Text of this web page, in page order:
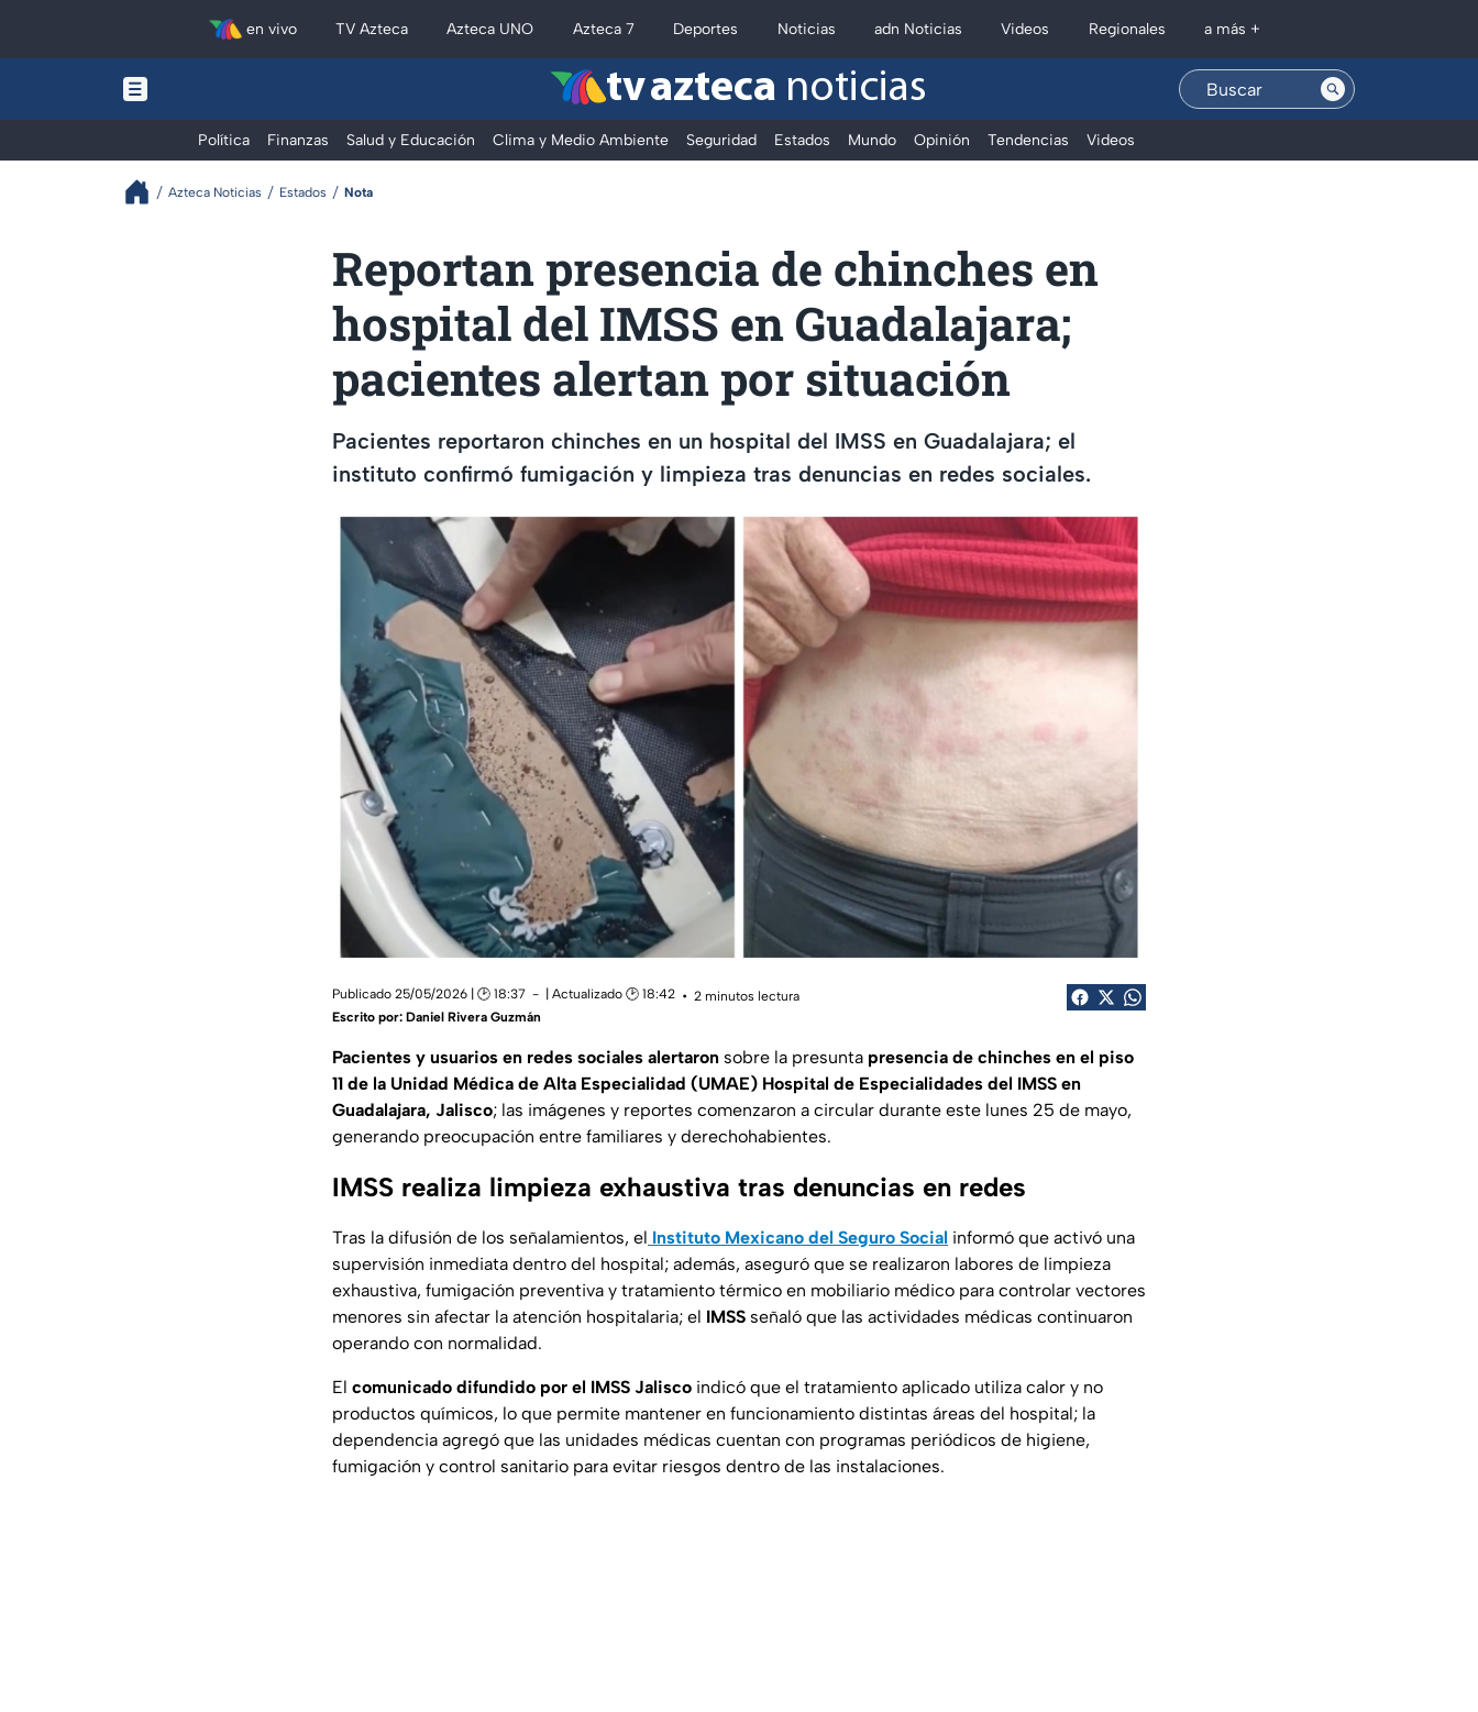
en vivo TV Azteca Azteca UNO Azteca 7 Deportes Noticias adn Noticias Videos Regionales a más +
tv azteca noticias
Política Finanzas Salud y Educación Clima y Medio Ambiente Seguridad Estados Mundo Opinión Tendencias Videos
Azteca Noticias Estados Nota
Reportan presencia de chinches en
hospital del IMSS en Guadalajara;
pacientes alertan por situación
Pacientes reportaron chinches en un hospital del IMSS en Guadalajara; el
instituto confirmó fumigación y limpieza tras denuncias en redes sociales.
Publicado 25/05/2026 | 🕑 18:37 | Actualizado 🕑 18:42
2 minutos lectura
Escrito por: Daniel Rivera Guzmán
Pacientes y usuarios en redes sociales alertaron sobre la presunta presencia de chinches en el piso
11 de la Unidad Médica de Alta Especialidad (UMAE) Hospital de Especialidades del IMSS en
Guadalajara, Jalisco; las imágenes y reportes comenzaron a circular durante este lunes 25 de mayo,
generando preocupación entre familiares y derechohabientes.
IMSS realiza limpieza exhaustiva tras denuncias en redes
Tras la difusión de los señalamientos, el Instituto Mexicano del Seguro Social informó que activó una
supervisión inmediata dentro del hospital; además, aseguró que se realizaron labores de limpieza
exhaustiva, fumigación preventiva y tratamiento térmico en mobiliario médico para controlar vectores
menores sin afectar la atención hospitalaria; el IMSS señaló que las actividades médicas continuaron
operando con normalidad.
El comunicado difundido por el IMSS Jalisco indicó que el tratamiento aplicado utiliza calor y no
productos químicos, lo que permite mantener en funcionamiento distintas áreas del hospital; la
dependencia agregó que las unidades médicas cuentan con programas periódicos de higiene,
fumigación y control sanitario para evitar riesgos dentro de las instalaciones.